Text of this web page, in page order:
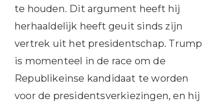
te houden. Dit argument heeft hij
herhaaldelijk heeft geuit sinds zijn
vertrek uit het presidentschap. Trump
is momenteel in de race om de
Republikeinse kandidaat te worden
voor de presidentsverkiezingen, en hij